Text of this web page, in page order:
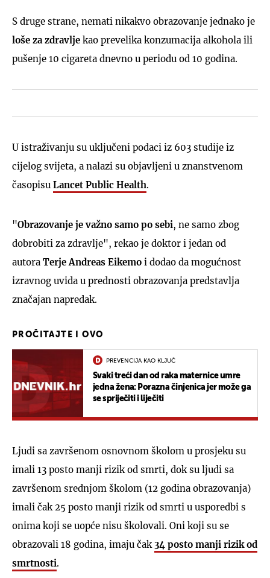
S druge strane, nemati nikakvo obrazovanje jednako je
loše za zdravlje kao prevelika konzumacija alkohola ili
pušenje 10 cigareta dnevno u periodu od 10 godina.
U istraživanju su uključeni podaci iz 603 studije iz
cijelog svijeta, a nalazi su objavljeni u znanstvenom
časopisu Lancet Public Health.
"Obrazovanje je važno samo po sebi, ne samo zbog
dobrobiti za zdravlje", rekao je doktor i jedan od
autora Terje Andreas Eikemo i dodao da mogućnost
izravnog uvida u prednosti obrazovanja predstavlja
značajan napredak.
PROČITAJTE I OVO
PREVENCIJA KAO KLJUČ
Svaki treći dan od raka maternice umre
jedna žena: Porazna činjenica jer može ga
se spriječiti i liječiti
Ljudi sa završenom osnovnom školom u prosjeku su
imali 13 posto manji rizik od smrti, dok su ljudi sa
završenom srednjom školom (12 godina obrazovanja)
imali čak 25 posto manji rizik od smrti u usporedbi s
onima koji se uopće nisu školovali. Oni koji su se
obrazovali 18 godina, imaju čak 34 posto manji rizik od
smrtnosti.